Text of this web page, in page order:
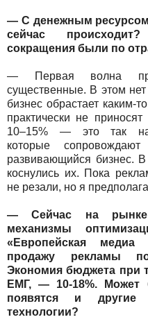
— С денежным
сейчас
сокращения были по
— Первая волна
существенные. В этом
бизнес обрастает каким-
практически не приносят
10–15% — это так
которые
развивающийся бизнес.
коснулись их. Пока
не резали, но я
— Сейчас на рынке
механизмы
«Европейская медиа
продажу рекламы по
Экономия бюджета при
ЕМГ, — 10-18%. Может
появятся и
технологии?